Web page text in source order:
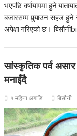
भएपछि वर्षायाममा हुने
बजारसम्म पुर्‍याउन सहज
अपेक्षा गरिएको छ।
सांस्कृतिक पर्व
मनाइँदै
१ महिना अगाडि बिसौनी